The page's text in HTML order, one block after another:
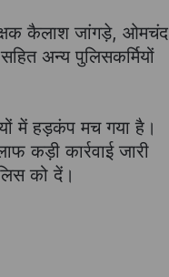
कैलाश जांगड़े, ओमचंद
अन्य पुलिसकर्मियों
में हड़कंप मच गया है।
कड़ी कार्रवाई जारी
को दें।